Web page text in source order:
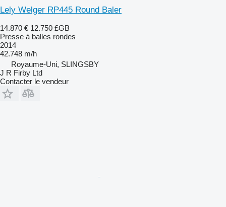
Lely Welger RP445 Round Baler
14.870 € 12.750 £GB
Presse à balles rondes
2014
42.748 m/h
Royaume-Uni, SLINGSBY
J R Firby Ltd
Contacter le vendeur